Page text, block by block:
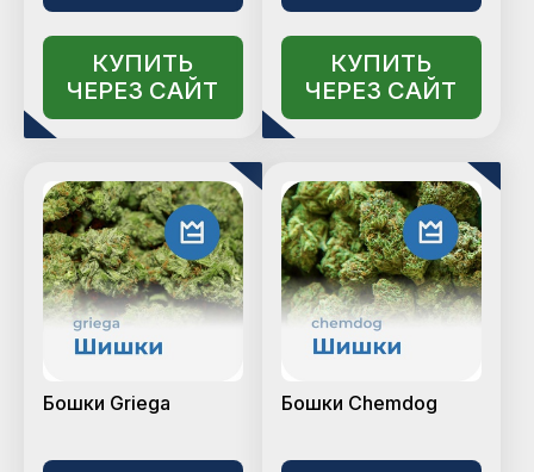
КУПИТЬ
ЧЕРЕЗ САЙТ
КУПИТЬ
ЧЕРЕЗ САЙТ
Бошки Griega Бошки Chemdog